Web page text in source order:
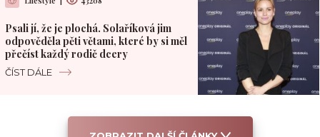
Psali jí, že je plochá. Solaříková jim
odpověděla pěti větami, které by si měl
přečíst každý rodič dcery
ČÍST DÁLE